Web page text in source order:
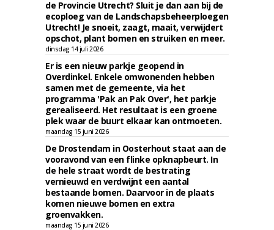
de Provincie Utrecht? Sluit je dan aan bij de
ecoploeg van de Landschapsbeheerploegen
Utrecht! Je snoeit, zaagt, maait, verwijdert
opschot, plant bomen en struiken en meer.
dinsdag 14 juli 2026
Er is een nieuw parkje geopend in
Overdinkel. Enkele omwonenden hebben
samen met de gemeente, via het
programma 'Pak an Pak Over', het parkje
gerealiseerd. Het resultaat is een groene
plek waar de buurt elkaar kan ontmoeten.
maandag 15 juni 2026
De Drostendam in Oosterhout staat aan de
vooravond van een flinke opknapbeurt. In
de hele straat wordt de bestrating
vernieuwd en verdwijnt een aantal
bestaande bomen. Daarvoor in de plaats
komen nieuwe bomen en extra
groenvakken.
maandag 15 juni 2026